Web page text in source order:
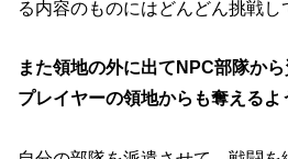
る内容のものにはどんどん挑戦し
また領地の外に出てNPC部隊か
プレイヤーの領地からも奪えるよ